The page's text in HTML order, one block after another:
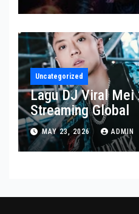
Uncategorized
Lagu DJ Viral Mei
Streaming Global
MAY 23, 2026 ADMIN